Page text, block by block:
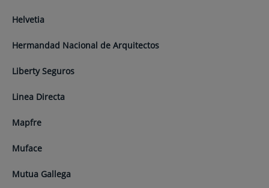
Helvetia
Hermandad Nacional de Arquitectos
Liberty Seguros
Linea Directa
Mapfre
Muface
Mutua Gallega